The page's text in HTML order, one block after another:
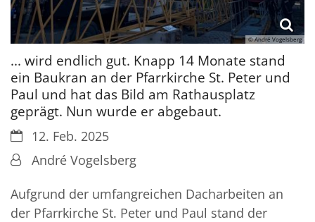
© André Vogelsberg
... wird endlich gut. Knapp 14 Monate stand
ein Baukran an der Pfarrkirche St. Peter und
Paul und hat das Bild am Rathausplatz
geprägt. Nun wurde er abgebaut.
Datum:12. Feb. 2025
Von:André Vogelsberg
Aufgrund der umfangreichen Dacharbeiten an
der Pfarrkirche St. Peter und Paul stand der